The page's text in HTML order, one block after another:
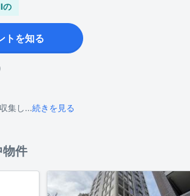
の
トを知る
集し...続きを見る
件